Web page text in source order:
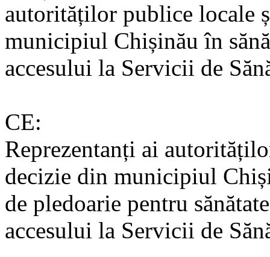
autorităților publice locale
municipiul Chișinău în
accesului la Servicii de
CE:
Reprezentanți ai
decizie din municipiul
de pledoarie pentru
accesului la Servicii de